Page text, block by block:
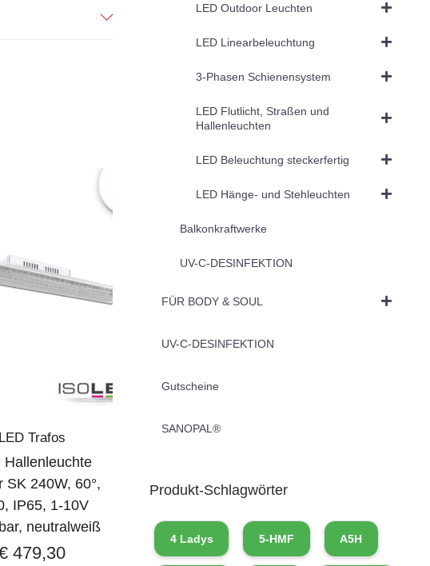
LED Trafos
Hallenleuchte
SK 240W, 60°,
IP65, 1-10V
neutralweiß
479,30
LED Outdoor Leuchten
LED Linearbeleuchtung
3-Phasen Schienensystem
LED Flutlicht, Straßen und
Hallenleuchten
LED Beleuchtung steckerfertig
LED Hänge- und Stehleuchten
Balkonkraftwerke
UV-C-DESINFEKTION
FÜR BODY & SOUL
UV-C-DESINFEKTION
Gutscheine
SANOPAL®
Produkt-Schlagwörter
4 Ladys 5-HMF A5H